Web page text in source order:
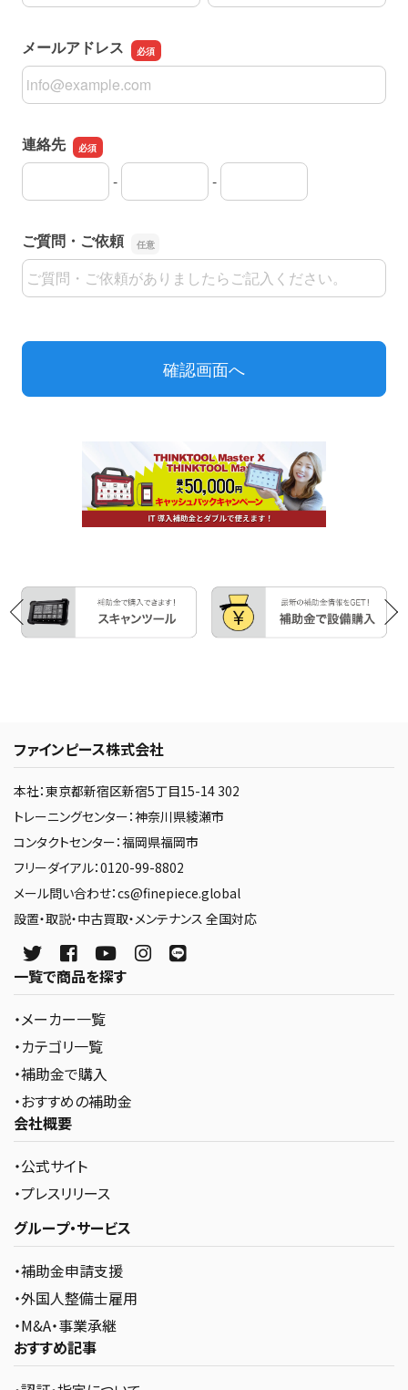
ファインピース株式会社
本社：東京都新宿区新宿5丁目15-14 302
トレーニングセンター：神奈川県綾瀬市
コンタクトセンター：福岡県福岡市
フリーダイアル：0120-99-8802
メール問い合わせ：cs@finepiece.global
設置・取説・中古買取・メンテナンス 全国対応
一覧で商品を探す
・メーカー一覧
・カテゴリ一覧
・補助金で購入
・おすすめの補助金
会社概要
・公式サイト
・プレスリリース
グループ・サービス
・補助金申請支援
・外国人整備士雇用
・M&A・事業承継
おすすめ記事